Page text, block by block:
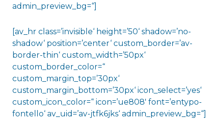
admin_preview_bg=“]
[av_hr class=’invisible‘ height=’50‘ shadow=’no-
shadow‘ position=’center‘ custom_border=’av-
border-thin‘ custom_width=’50px‘
custom_border_color=“
custom_margin_top=’30px‘
custom_margin_bottom=’30px‘ icon_select=’yes‘
custom_icon_color=“ icon=’ue808′ font=’entypo-
fontello‘ av_uid=’av-jtfk6jks‘ admin_preview_bg=“]